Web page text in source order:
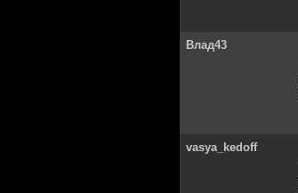
Влад43
vasya_kedoff